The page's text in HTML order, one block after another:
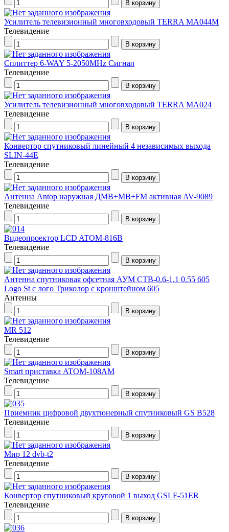
Усилитель телевизионный многовходовый TERRA MA044M
Телевидение
Сплиттер 6-WAY 5-2050MHz Сигнал
Телевидение
Усилитель телевизионный многовходовый TERRA МА024
Телевидение
Конвертор спутниковый линейный 4 независимых выхода
SLIN-44E
Телевидение
Антенна Antop наружная ДМВ+МВ+FM активная AV-9089
Телевидение
Видеопроектор LCD ATOM-816B
Телевидение
Антенна спутниковая офсетная АУМ CTB-0.6-1.1 0.55 605
Logo St с лого Триколор с кронштейном 605
Антенны
MR 512
Телевидение
Smart приставка ATOM-108AM
Телевидение
Приемник цифровой двухтюнерный спутниковый GS B528
Телевидение
Мир 12 dvb-t2
Телевидение
Конвертор спутниковый круговой 1 выход GSLF-51ER
Телевидение